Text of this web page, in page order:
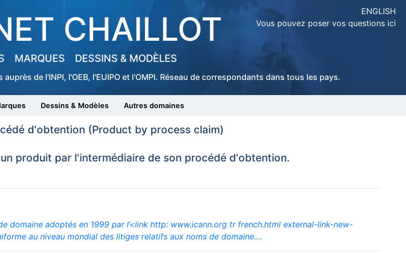
CHAILLOT
MARQUES DESSINS & MODÈLES
de l'INPI, l'OEB, l'EUIPO et l'OMPI. Réseau de correspondants dans tous les pays.
ENGLISH
Vous pouvez poser vos questions ici
Dessins & Modèles Autres domaines
d'obtention (Product by process claim)
produit par l'intermédiaire de son procédé d'obtention.
domaine adoptés en 1999 par l’<link http: www.icann.org tr french.html external-link-new-
au niveau mondial des litiges relatifs aux noms de domaine.…